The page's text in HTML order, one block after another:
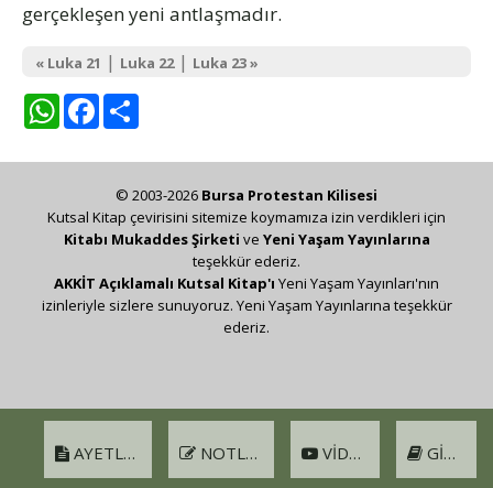
gerçekleşen yeni antlaşmadır.
« Luka 21 | Luka 22| Luka 23 »
WhatsAppFacebook
AYETLER NOTLAR VIDEO GIRIŞ
© 2003-2026 Bursa Protestan Kilisesi
Kutsal Kitap çevirisini sitemize koymamıza izin verdikleri için
Kitabı Mukaddes Şirketi ve Yeni Yaşam Yayınlarına
teşekkür ederiz.
AKKİT Açıklamalı Kutsal Kitap'ı Yeni Yaşam Yayınları'nın
izinleriyle sizlere sunuyoruz. Yeni Yaşam Yayınlarına teşekkür
ederiz.